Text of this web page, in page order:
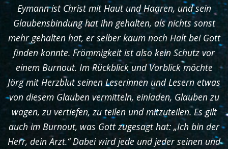
Eymann ist Christ mit Haut und Haaren, und sein
Glaubensbindung hat ihn gehalten, als nichts sonst
mehr gehalten hat, er selber kaum noch Halt bei Gott
finden konnte. Frömmigkeit ist also kein Schutz vor
einem Burnout. Im Rückblick und Vorblick möchte
Jörg mit Herzblut seinen Leserinnen und Lesern etwas
von diesem Glauben vermitteln, einladen, Glauben zu
wagen, zu vertiefen, zu teilen und mitzuteilen. Es gilt
auch im Burnout, was Gott zugesagt hat: „Ich bin der
Herr, dein Arzt.“ Dabei wird jede und jeder seinen und